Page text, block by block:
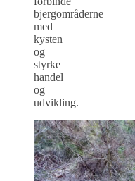
bjergområderne
med
kysten
og
styrke
handel
og
udvikling.